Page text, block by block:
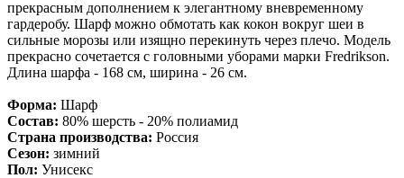
прекрасным дополнением к элегантному вневременному
гардеробу. Шарф можно обмотать как кокон вокруг шеи в
сильные морозы или изящно перекинуть через плечо. Модель
прекрасно сочетается с головными уборами марки Fredrikson.
Длина шарфа - 168 см, ширина - 26 см.
Форма: Шарф
Состав: 80% шерсть - 20% полиамид
Страна производства: Россия
Сезон: зимний
Пол: Унисекс